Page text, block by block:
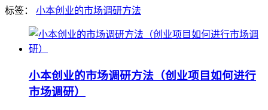
标签： 小本创业的市场调研方法
小本创业的市场调研方法（创业项目如何进行
市场调研）